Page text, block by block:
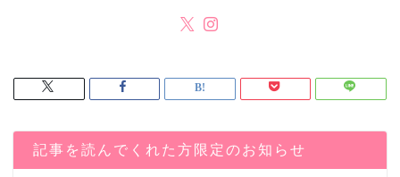
記事を読んでくれた方限定のお知らせ